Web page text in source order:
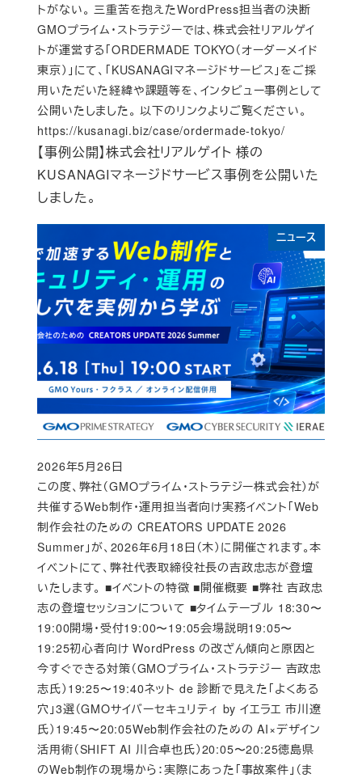
【事例公開】株式会社リアルゲイト 様の
KUSANAGIマネージドサービス事例を公開いた
しました。
トがない。 三重苦を抱えたWordPress担当者の決断
GMOプライム・ストラテジーでは、株式会社リアルゲイ
トが運営する「ORDERMADE TOKYO（オーダーメイド
東京）」にて、「KUSANAGIマネージドサービス」をご採
用いただいた経緯や課題等を、インタビュー事例として
公開いたしました。 以下のリンクよりご覧ください。
https://kusanagi.biz/case/ordermade-tokyo/
ニュース
この度、弊社（GMOプライム・ストラテジー株式会社）が
共催するWeb制作・運用担当者向け実務イベント「Web
制作会社のための CREATORS UPDATE 2026
Summer」が、2026年6月18日（木）に開催されます。本
イベントにて、弊社代表取締役社長の吉政忠志が登壇
いたします。 ■イベントの特徴 ■開催概要 ■弊社 吉政忠
志の登壇セッションについて ■タイムテーブル 18:30〜
19:00開場・受付19:00〜19:05会場説明19:05〜
19:25初心者向け WordPress の改ざん傾向と原因と
今すぐできる対策（GMOプライム・ストラテジー 吉政忠
志氏）19:25〜19:40ネット de 診断で見えた「よくある
穴」3選（GMOサイバーセキュリティ by イエラエ 市川遼
氏）19:45〜20:05Web制作会社のための AI×デザイン
活用術（SHIFT AI 川合卓也氏）20:05〜20:25徳島県
のWeb制作の現場から：実際にあった「事故案件」（ま
Published
2026年5月26日